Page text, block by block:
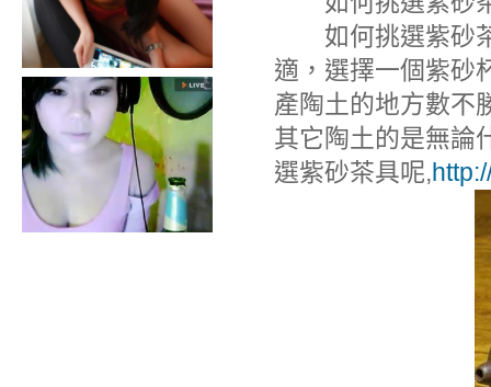
如何挑選紫砂茶
適，選擇一個紫砂
產陶土的地方數不
其它陶土的是無論
選紫砂茶具呢,